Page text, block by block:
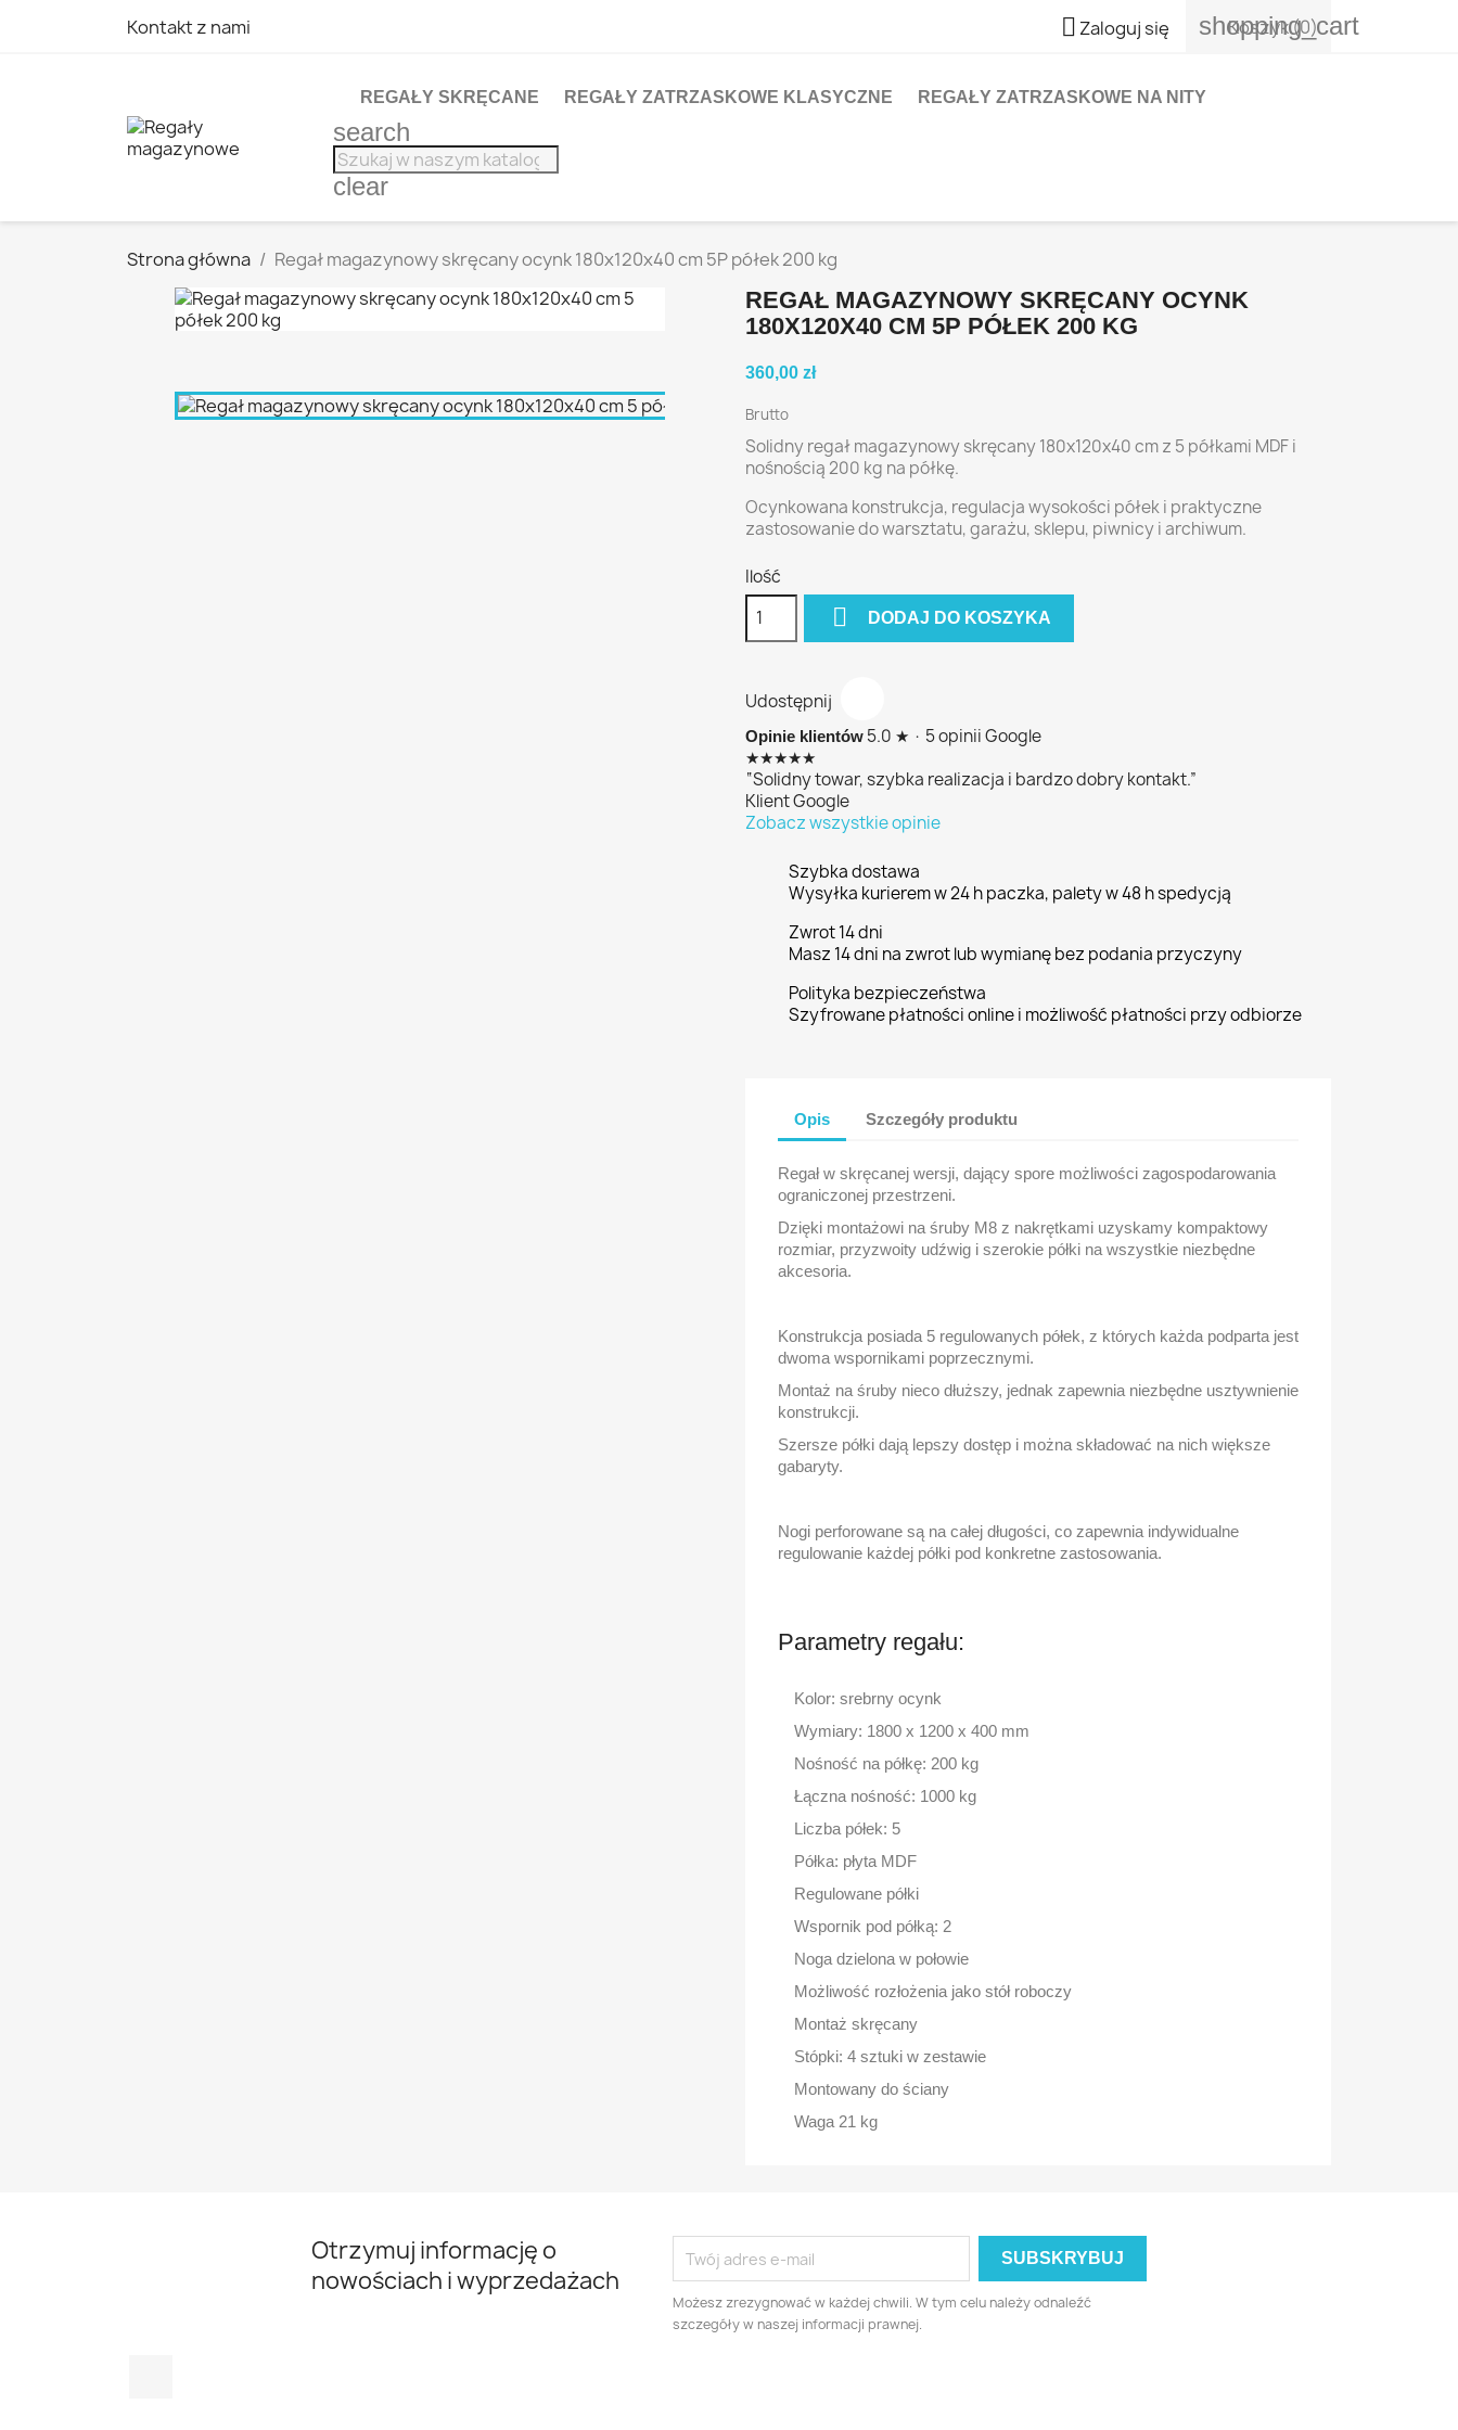
Kontakt z nami  Zaloguj się shopping_cart
Koszyk(0)
REGAŁY SKRĘCANE REGAŁY ZATRZASKOWE KLASYCZNE REGAŁY ZATRZASKOWE NA NITY
search
clear
Strona główna Regał magazynowy skręcany ocynk 180x120x40 cm 5P półek 200 kg
REGAŁ MAGAZYNOWY SKRĘCANY OCYNK
180X120X40 CM 5P PÓŁEK 200 KG
360,00 zł
Brutto
Solidny regał magazynowy skręcany 180x120x40 cm z 5 półkami MDF i
nośnością 200 kg na półkę.
Ocynkowana konstrukcja, regulacja wysokości półek i praktyczne
zastosowanie do warsztatu, garażu, sklepu, piwnicy i archiwum.
Ilość
 DODAJ DO KOSZYKA
Udostępnij
Opinie klientów 5.0 ★ · 5 opinii Google
★★★★★
“Solidny towar, szybka realizacja i bardzo dobry kontakt.”
Klient Google
Zobacz wszystkie opinie
Szybka dostawa
Wysyłka kurierem w 24 h paczka, palety w 48 h spedycją
Zwrot 14 dni
Masz 14 dni na zwrot lub wymianę bez podania przyczyny
Polityka bezpieczeństwa
Szyfrowane płatności online i możliwość płatności przy odbiorze
Opis Szczegóły produktu
Regał w skręcanej wersji, dający spore możliwości zagospodarowania
ograniczonej przestrzeni.
Dzięki montażowi na śruby M8 z nakrętkami uzyskamy kompaktowy
rozmiar, przyzwoity udźwig i szerokie półki na wszystkie niezbędne
akcesoria.
Konstrukcja posiada 5 regulowanych półek, z których każda podparta jest
dwoma wspornikami poprzecznymi.
Montaż na śruby nieco dłuższy, jednak zapewnia niezbędne usztywnienie
konstrukcji.
Szersze półki dają lepszy dostęp i można składować na nich większe
gabaryty.
Nogi perforowane są na całej długości, co zapewnia indywidualne
regulowanie każdej półki pod konkretne zastosowania.
Parametry regału:
Kolor: srebrny ocynk
Wymiary: 1800 x 1200 x 400 mm
Nośność na półkę: 200 kg
Łączna nośność: 1000 kg
Liczba półek: 5
Półka: płyta MDF
Regulowane półki
Wspornik pod półką: 2
Noga dzielona w połowie
Możliwość rozłożenia jako stół roboczy
Montaż skręcany
Stópki: 4 sztuki w zestawie
Montowany do ściany
Waga 21 kg
Otrzymuj informację o
nowościach i wyprzedażach
Możesz zrezygnować w każdej chwili. W tym celu należy odnaleźć
szczegóły w naszej informacji prawnej.